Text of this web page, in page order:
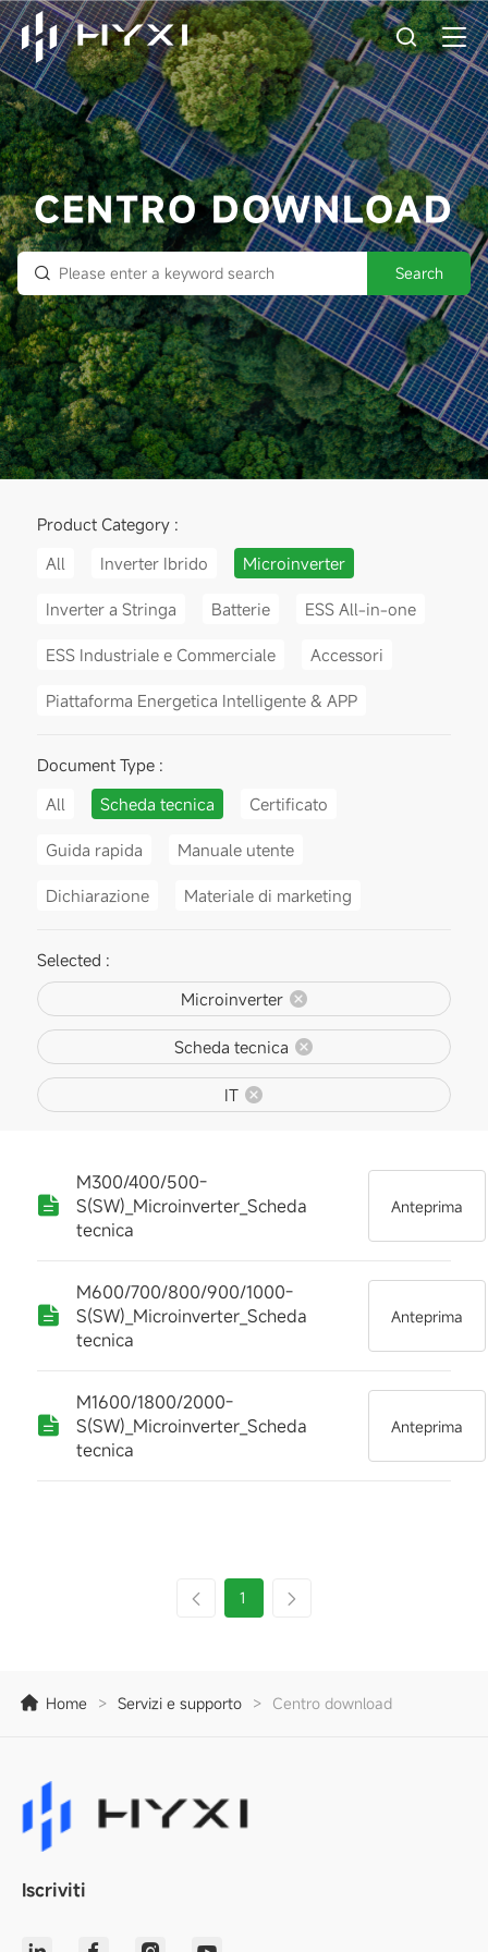
CENTRO DOWNLOAD
Search
Product Category :
All
Inverter Ibrido Microinverter
Inverter a Stringa Batterie ESS All-in-one
ESS Industriale e Commerciale Accessori
Piattaforma Energetica Intelligente & APP
Document Type :
All
Scheda tecnica Certificato
Guida rapida Manuale utente
Dichiarazione Materiale di marketing
Selected :
Microinverter
Scheda tecnica
IT
M300/400/500-
S(SW)_Microinverter_Scheda
tecnica
Anteprima
M600/700/800/900/1000-
S(SW)_Microinverter_Scheda
tecnica
Anteprima
M1600/1800/2000-
S(SW)_Microinverter_Scheda
tecnica
Anteprima
1
Home > Servizi e supporto > Centro download
Iscriviti